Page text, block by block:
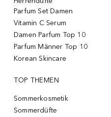
Parfum Set Damen
Vitamin C Serum
Damen Parfum Top 10
Parfum Männer Top 10
Korean Skincare
TOP THEMEN
Sommerkosmetik
Sommerdüfte